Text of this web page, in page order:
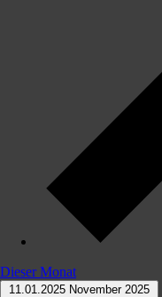
Dieser Monat
11.01.2025 November 2025